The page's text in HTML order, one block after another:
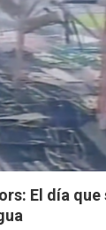
El día que